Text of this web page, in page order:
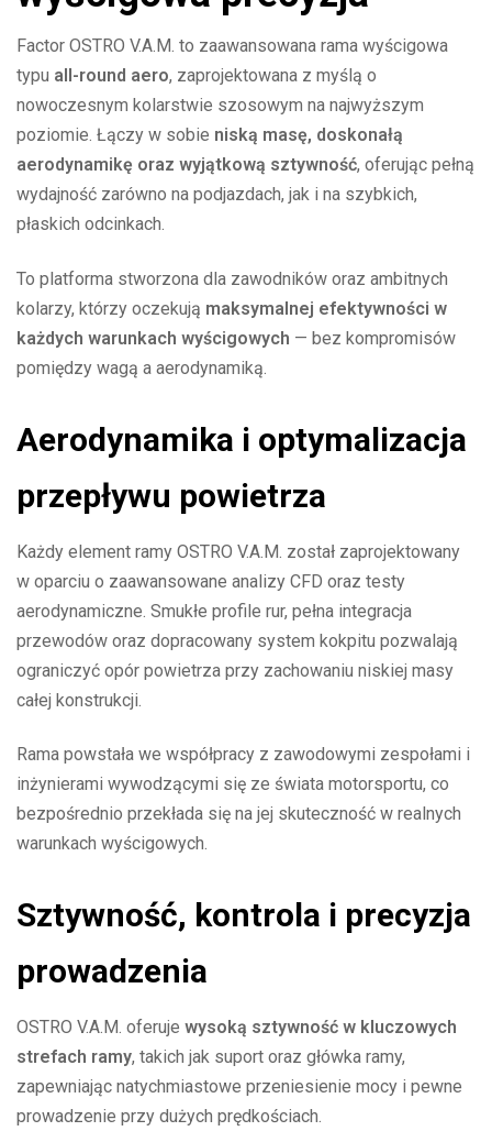
Factor OSTRO V.A.M. to zaawansowana rama wyścigowa
typu all-round aero, zaprojektowana z myślą o
nowoczesnym kolarstwie szosowym na najwyższym
poziomie. Łączy w sobie niską masę, doskonałą
aerodynamikę oraz wyjątkową sztywność, oferując pełną
wydajność zarówno na podjazdach, jak i na szybkich,
płaskich odcinkach.
To platforma stworzona dla zawodników oraz ambitnych
kolarzy, którzy oczekują maksymalnej efektywności w
każdych warunkach wyścigowych — bez kompromisów
pomiędzy wagą a aerodynamiką.
Aerodynamika i optymalizacja
przepływu powietrza
Każdy element ramy OSTRO V.A.M. został zaprojektowany
w oparciu o zaawansowane analizy CFD oraz testy
aerodynamiczne. Smukłe profile rur, pełna integracja
przewodów oraz dopracowany system kokpitu pozwalają
ograniczyć opór powietrza przy zachowaniu niskiej masy
całej konstrukcji.
Rama powstała we współpracy z zawodowymi zespołami i
inżynierami wywodzącymi się ze świata motorsportu, co
bezpośrednio przekłada się na jej skuteczność w realnych
warunkach wyścigowych.
Sztywność, kontrola i precyzja
prowadzenia
OSTRO V.A.M. oferuje wysoką sztywność w kluczowych
strefach ramy, takich jak suport oraz główka ramy,
zapewniając natychmiastowe przeniesienie mocy i pewne
prowadzenie przy dużych prędkościach.